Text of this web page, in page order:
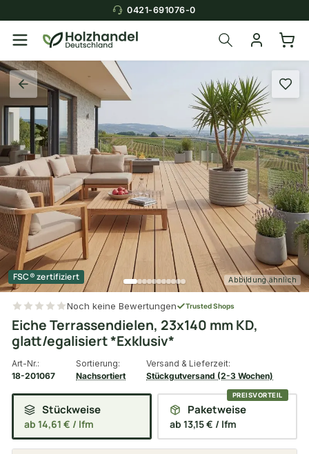
0421-691076-0
FSC® zertifiziert Abbildung ähnlich
Noch keine Bewertungen Trusted Shops
Eiche Terrassendielen, 23x140 mm KD,
glatt/egalisiert *Exklusiv*
Art-Nr.:
18-201067
Sortierung:
Nachsortiert
Versand & Lieferzeit:
Stückgutversand (2-3 Wochen)
Stückweise
ab 14,61 € / lfm
Paketweise
ab 13,15 € / lfm